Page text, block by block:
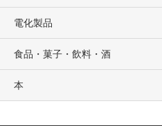
電化製品
食品・菓子・飲料・酒
本